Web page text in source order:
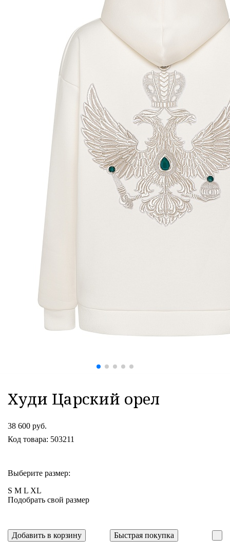
Худи Царский орел
38 600 руб.
Код товара: 503211
Выберите размер:
S M L XL
Подобрать свой размер
Добавить в корзину Быстрая покупка